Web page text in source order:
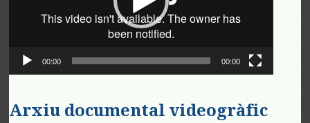
00:00 00:00
Arxiu documental videogràfic